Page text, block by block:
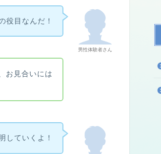
男性体験者さん
役目なんだ！
お見合いには
していくよ！